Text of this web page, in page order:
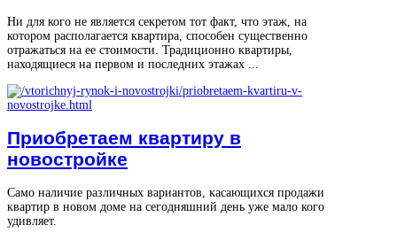
Ни для кого не является секретом тот факт, что этаж, на
котором располагается квартира, способен существенно
отражаться на ее стоимости. Традиционно квартиры,
находящиеся на первом и последних этажах ...
Приобретаем квартиру в
новостройке
Само наличие различных вариантов, касающихся продажи
квартир в новом доме на сегодняшний день уже мало кого
удивляет.